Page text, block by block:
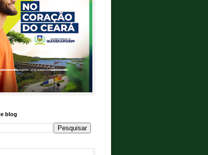
blog